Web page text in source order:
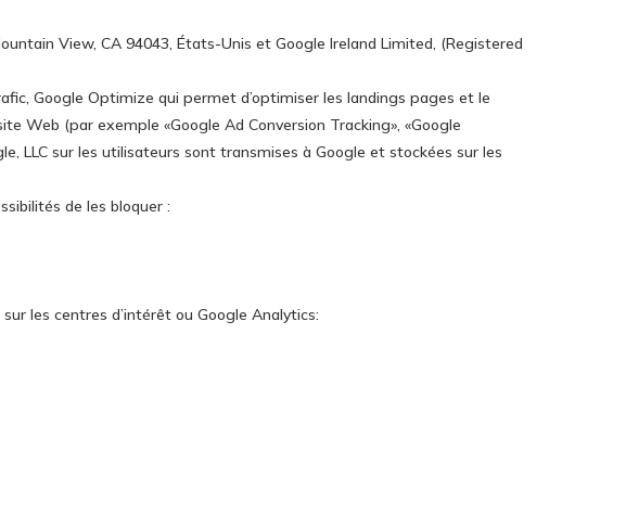
View, CA 94043, États-Unis et Google Ireland Limited, (Registered
Google Optimize qui permet d’optimiser les landings pages et le
Web (par exemple «Google Ad Conversion Tracking», «Google
LLC sur les utilisateurs sont transmises à Google et stockées sur les
de les bloquer :
les centres d’intérêt ou Google Analytics: